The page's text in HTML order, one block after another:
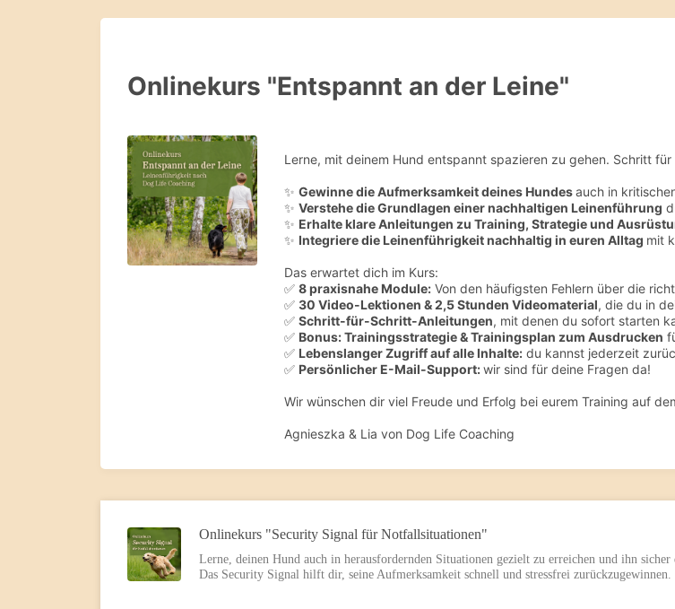
Onlinekurs "Entspannt an der Leine"
Lerne, mit deinem Hund entspannt spazieren zu gehen. Schritt
✨ Gewinne die Aufmerksamkeit deines Hundesauch in
✨ Verstehe die Grundlagen einer nachhaltigen Leinenführung
✨ Erhalte klare Anleitungen zu Training, Strategie und
✨ Integriere die Leinenführigkeit nachhaltig in euren Alltag mit
Das erwartet dich im Kurs:
✅ 8 praxisnahe Module: Von den häufigsten Fehlern über die
✅ 30 Video-Lektionen & 2,5 Stunden Videomaterial, die du in
✅ Schritt-für-Schritt-Anleitungen, mit denen du sofort starten
✅ Bonus: Trainingsstrategie & Trainingsplan zum Ausdrucken
✅ Lebenslanger Zugriff auf alle Inhalte: du kannst jederzeit
✅ Persönlicher E-Mail-Support:wir sind für deine Fragen da!
Wir wünschen dir viel Freude und Erfolg bei eurem Training auf
Agnieszka & Lia von Dog Life Coaching
Onlinekurs "Security Signal für Notfallsituationen"
Lerne, deinen Hund auch in herausfordernden Situationen gezielt zu erreichen und ihn
Das Security Signal hilft dir, seine Aufmerksamkeit schnell und stressfrei zurückzugewinnen.